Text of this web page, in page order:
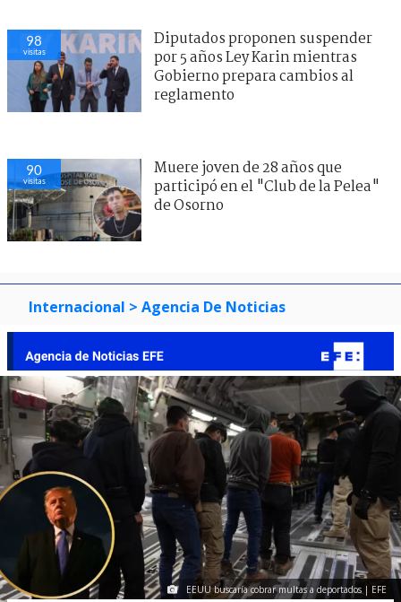
98
visitas
Diputados proponen suspender
por 5 años Ley Karin mientras
Gobierno prepara cambios al
reglamento
90
visitas
Muere joven de 28 años que
participó en el "Club de la Pelea"
de Osorno
Internacional > Agencia De Noticias
EEUU buscaría cobrar multas a deportados | EFE